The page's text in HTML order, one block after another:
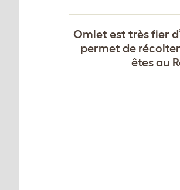
Omlet est très fier
permet de
êtes au